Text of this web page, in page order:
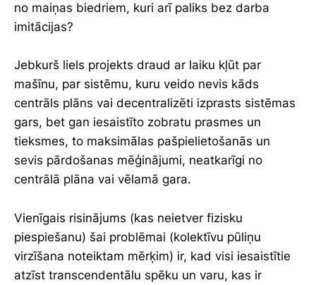
no maiņas biedriem, kuri arī paliks bez darba
imitācijas?
Jebkurš liels projekts draud ar laiku kļūt par
mašīnu, par sistēmu, kuru veido nevis kāds
centrāls plāns vai decentralizēti izprasts sistēmas
gars, bet gan iesaistīto zobratu prasmes un
tieksmes, to maksimālas pašpielietošanās un
sevis pārdošanas mēģinājumi, neatkarīgi no
centrālā plāna vai vēlamā gara.
Vienīgais risinājums (kas neietver fizisku
piespiešanu) šai problēmai (kolektīvu pūliņu
virzīšana noteiktam mērķim) ir, kad visi iesaistītie
atzīst transcendentālu spēku un varu, kas ir